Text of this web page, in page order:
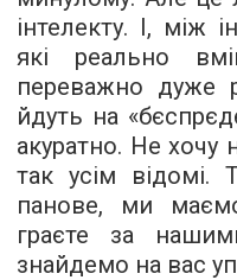
інтелекту. І, між
які реально
переважно дуже
йдуть на
акуратно. Не хочу
так усім відомі.
панове, ми
граєте за
знайдемо на вас